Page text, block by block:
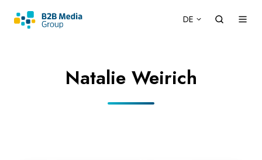
DE
Natalie Weirich